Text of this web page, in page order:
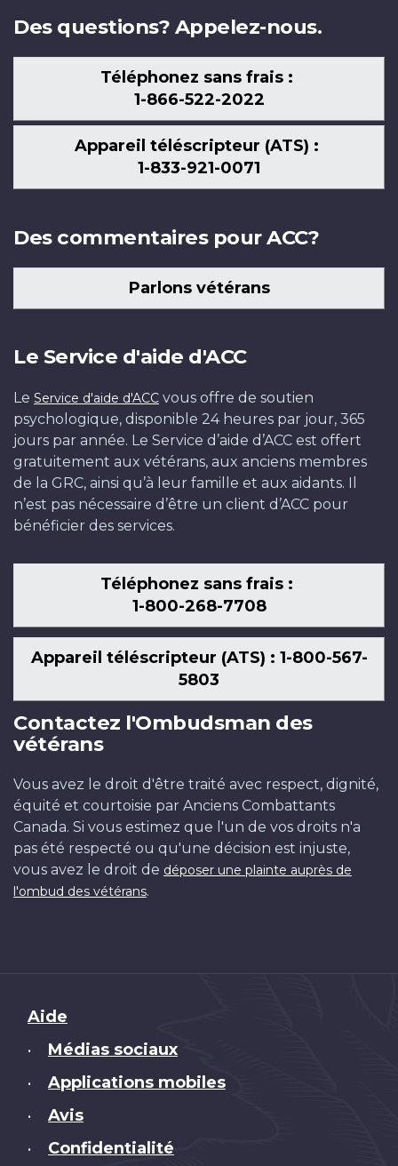
Des questions? Appelez-nous.
Téléphonez sans frais :
1-866-522-2022
Appareil téléscripteur (ATS) :
1-833-921-0071
Des commentaires pour ACC?
Parlons vétérans
Le Service d'aide d'ACC
Le Service d'aide d'ACC vous offre de soutien
psychologique, disponible 24 heures par jour, 365
jours par année. Le Service d’aide d’ACC est offert
gratuitement aux vétérans, aux anciens membres
de la GRC, ainsi qu’à leur famille et aux aidants. Il
n’est pas nécessaire d’être un client d’ACC pour
bénéficier des services.
Téléphonez sans frais :
1-800-268-7708
Appareil téléscripteur (ATS) : 1-800-567-
5803
Contactez l'Ombudsman des
vétérans
Vous avez le droit d'être traité avec respect, dignité,
équité et courtoisie par Anciens Combattants
Canada. Si vous estimez que l'un de vos droits n'a
pas été respecté ou qu'une décision est injuste,
vous avez le droit de déposer une plainte auprès de
l'ombud des vétérans.
Brand
Aide
• Médias sociaux
• Applications mobiles
• Avis
• Confidentialité